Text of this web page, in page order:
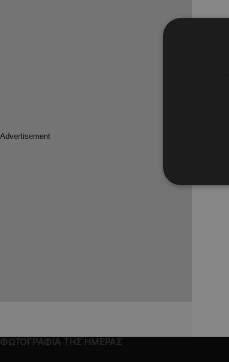
ΦΩΤΟΓΡΑΦΙΑ ΤΗΣ ΗΜΕΡΑΣ